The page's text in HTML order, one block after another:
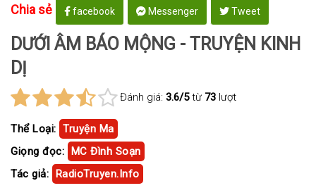
Chia sẻ facebook Messenger Tweet
DƯỚI ÂM BÁO MỘNG - TRUYỆN KINH
DỊ
Đánh giá: 3.6/5từ 73 lượt
Thể Loại: Truyện Ma
Giọng đọc: MC Đình Soạn
Tác giả: RadioTruyen.Info